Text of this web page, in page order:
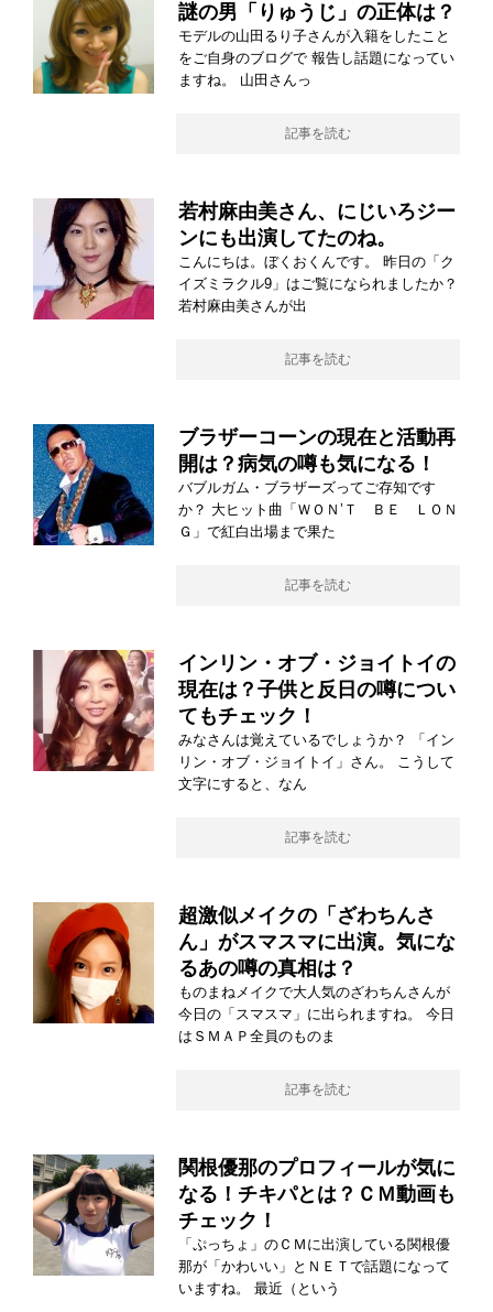
謎の男「りゅうじ」の正体は？
モデルの山田るり子さんが入籍をしたこと
をご自身のブログで 報告し話題になってい
ますね。 山田さんっ
記事を読む
若村麻由美さん、にじいろジー
ンにも出演してたのね。
こんにちは。ぼくおくんです。 昨日の「ク
イズミラクル9」はご覧になられましたか？
若村麻由美さんが出
記事を読む
ブラザーコーンの現在と活動再
開は？病気の噂も気になる！
バブルガム・ブラザーズってご存知です
か？ 大ヒット曲「ＷＯＮ’Ｔ ＢＥ ＬＯＮ
Ｇ」で紅白出場まで果た
記事を読む
インリン・オブ・ジョイトイの
現在は？子供と反日の噂につい
てもチェック！
みなさんは覚えているでしょうか？ 「イン
リン・オブ・ジョイトイ」さん。 こうして
文字にすると、なん
記事を読む
超激似メイクの「ざわちんさ
ん」がスマスマに出演。気にな
るあの噂の真相は？
ものまねメイクで大人気のざわちんさんが
今日の「スマスマ」に出られますね。 今日
はＳＭＡＰ全員のものま
記事を読む
関根優那のプロフィールが気に
なる！チキパとは？ＣＭ動画も
チェック！
「ぷっちょ」のＣＭに出演している関根優
那が「かわいい」とＮＥＴで話題になって
いますね。 最近（という